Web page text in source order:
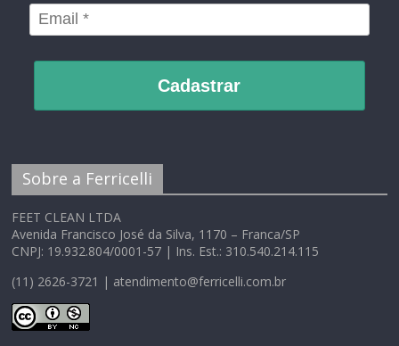
Cadastrar
Sobre a Ferricelli
FEET CLEAN LTDA
Avenida Francisco José da Silva, 1170 – Franca/SP
CNPJ: 19.932.804/0001-57 | Ins. Est.: 310.540.214.115
(11) 2626-3721 | atendimento@ferricelli.com.br